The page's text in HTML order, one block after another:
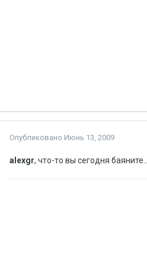
Опубликовано Июнь 13, 2009
alexgr, что-то вы сегодня